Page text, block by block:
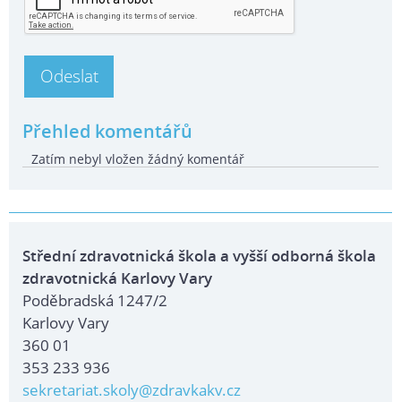
Přehled komentářů
Zatím nebyl vložen žádný komentář
Střední zdravotnická škola a vyšší odborná škola
zdravotnická Karlovy Vary
Poděbradská 1247/2
Karlovy Vary
360 01
353 233 936
sekretariat.skoly@zdravkakv.cz